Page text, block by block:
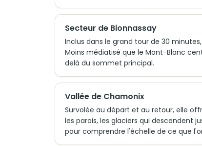
Secteur de Bionnassay
Inclus dans le grand tour de 30
Moins médiatisé que le Mont-Blanc
delà du sommet principal.
Vallée de Chamonix
Survolée au départ et au retour, elle
les parois, les glaciers qui descendent
pour comprendre l'échelle de ce que